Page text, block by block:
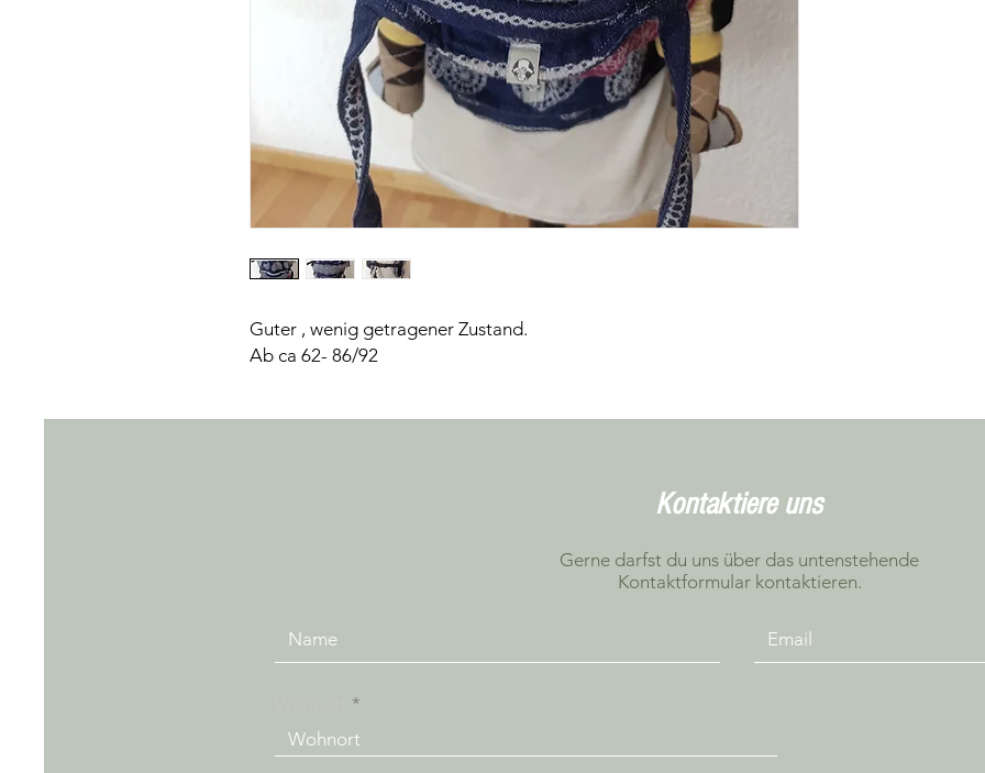
Guter , wenig getragener Zustand.
Ab ca 62- 86/92
Kontaktiere uns
Gerne darfst du uns über das untenstehende
Kontaktformular kontaktieren.